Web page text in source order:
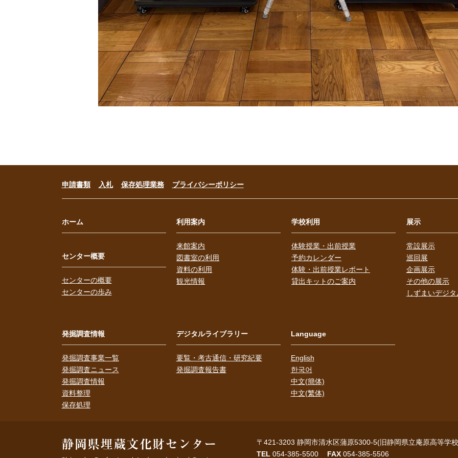
申請書類 入札 保存処理業務 プライバシーポリシー
ホーム
センター概要
センターの概要
センターの歩み
利用案内
来館案内
図書室の利用
資料の利用
観光情報
学校利用
体験授業・出前授業
予約カレンダー
体験・出前授業レポート
貸出キットのご案内
展示
常設展示
巡回展
企画展示
その他の展示
しずまいデジ
発掘調査情報
発掘調査事業一覧
発掘調査ニュース
発掘調査情報
資料整理
保存処理
デジタルライブラリー
要覧・考古通信・研究紀要
発掘調査報告書
Language
English
한국어
中文(簡体)
中文(繁体)
〒421-3203 静岡市清水区蒲原5300-5(旧静岡県立庵原高等学
TEL 054-385-5500 FAX054-385-5506